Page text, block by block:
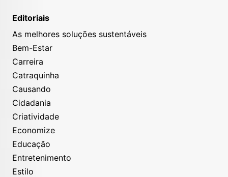
Editoriais
As melhores soluções sustentáveis
Bem-Estar
Carreira
Catraquinha
Causando
Cidadania
Criatividade
Economize
Educação
Entretenimento
Estilo